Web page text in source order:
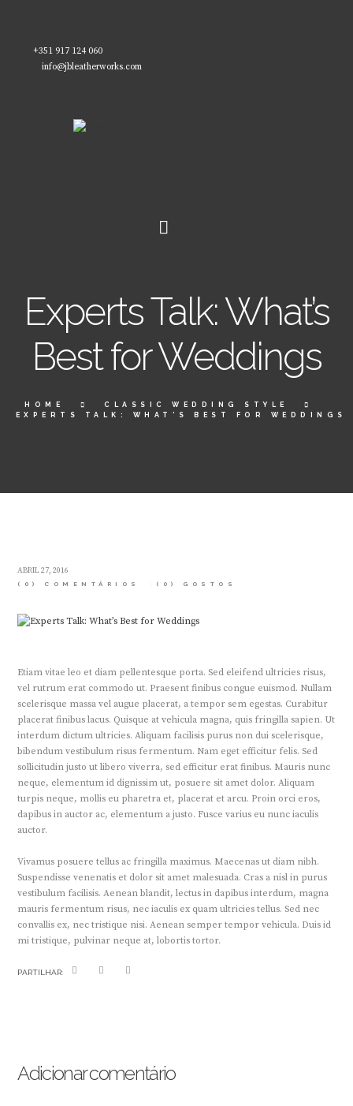
+351 917 124 060
info@jbleatherworks.com
Experts Talk: What’s
Best for Weddings
HOME
CLASSIC WEDDING STYLE
EXPERTS TALK: WHAT’S BEST FOR WEDDINGS
ABRIL 27, 2016
(0) COMENTÁRIOS (0) GOSTOS
Etiam vitae leo et diam pellentesque porta. Sed eleifend ultricies risus,
vel rutrum erat commodo ut. Praesent finibus congue euismod. Nullam
scelerisque massa vel augue placerat, a tempor sem egestas. Curabitur
placerat finibus lacus. Quisque at vehicula magna, quis fringilla sapien. Ut
interdum dictum ultricies. Aliquam facilisis purus non dui scelerisque,
bibendum vestibulum risus fermentum. Nam eget efficitur felis. Sed
sollicitudin justo ut libero viverra, sed efficitur erat finibus. Mauris nunc
neque, elementum id dignissim ut, posuere sit amet dolor. Aliquam
turpis neque, mollis eu pharetra et, placerat et arcu. Proin orci eros,
dapibus in auctor ac, elementum a justo. Fusce varius eu nunc iaculis
auctor.
Vivamus posuere tellus ac fringilla maximus. Maecenas ut diam nibh.
Suspendisse venenatis et dolor sit amet malesuada. Cras a nisl in purus
vestibulum facilisis. Aenean blandit, lectus in dapibus interdum, magna
mauris fermentum risus, nec iaculis ex quam ultricies tellus. Sed nec
convallis ex, nec tristique nisi. Aenean semper tempor vehicula. Duis id
mi tristique, pulvinar neque at, lobortis tortor.
PARTILHAR:
Adicionar comentário